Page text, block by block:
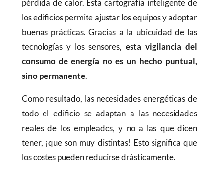
pérdida de calor. Esta cartografía inteligente de
los edificios permite ajustar los equipos y adoptar
buenas prácticas. Gracias a la ubicuidad de las
tecnologías y los sensores,esta vigilancia del
consumo de energía no es un hecho puntual,
sino permanente.
Como resultado, las necesidades energéticas de
todo el edificio se adaptan a las necesidades
reales de los empleados, y no a las que dicen
tener, ¡que son muy distintas! Esto significa que
los costes pueden reducirse drásticamente.